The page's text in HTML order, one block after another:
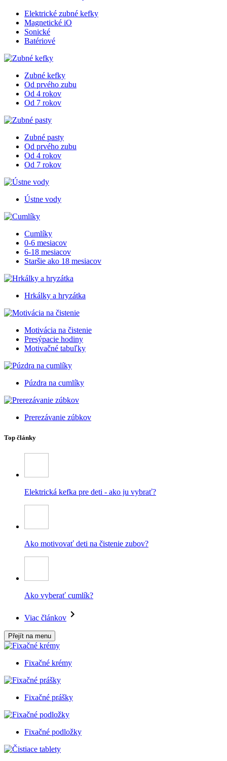
Elektrické zubné kefky
Magnetické iO
Sonické
Batériové
Zubné kefky
Od prvého zubu
Od 4 rokov
Od 7 rokov
Zubné pasty
Od prvého zubu
Od 4 rokov
Od 7 rokov
Ústne vody
Cumlíky
0-6 mesiacov
6-18 mesiacov
Staršie ako 18 mesiacov
Hrkálky a hryzátka
Motivácia na čistenie
Presýpacie hodiny
Motivačné tabuľky
Púzdra na cumlíky
Prerezávanie zúbkov
Top články
Elektrická kefka pre deti - ako ju vybrať?
Ako motivovať deti na čistenie zubov?
Ako vyberať cumlík?
Viac článkov
Přejít na menu
Fixačné krémy
Fixačné prášky
Fixačné podložky